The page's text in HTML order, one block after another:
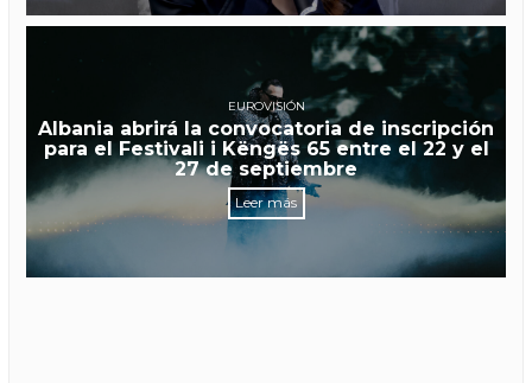
EUROVISIÓN
Albania abrirá la convocatoria de inscripción
para el Festivali i Këngës 65 entre el 22 y el
27 de septiembre
Leer más